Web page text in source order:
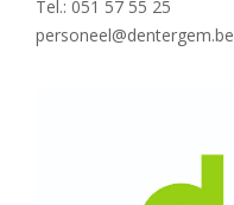
Tel.: 051 57 55 25
personeel@dentergem.be